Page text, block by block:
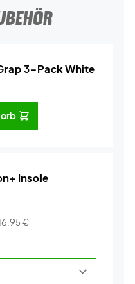
3-Pack White
Insole
€